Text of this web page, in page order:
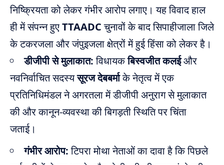
निष्क्रियता को लेकर गंभीर आरोप लगाए। यह विवाद हाल
ही में संपन्न हुएTTAADCचुनावों के बाद सिपाहीजाला जिले
के टकरजला और जंपुइजला क्षेत्रों में हुई हिंसा को लेकर है।
डीजीपी से मुलाकात:विधायकबिस्वजीत कलईऔर
नवनिर्वाचित सदस्यसूरज देबबर्माके नेतृत्व में एक
प्रतिनिधिमंडल ने अगरतला में डीजीपी अनुराग से मुलाकात
की और कानून-व्यवस्था की बिगड़ती स्थिति पर चिंता
जताई।
गंभीर आरोप:टिपरा मोथा नेताओं का दावा है कि पिछले